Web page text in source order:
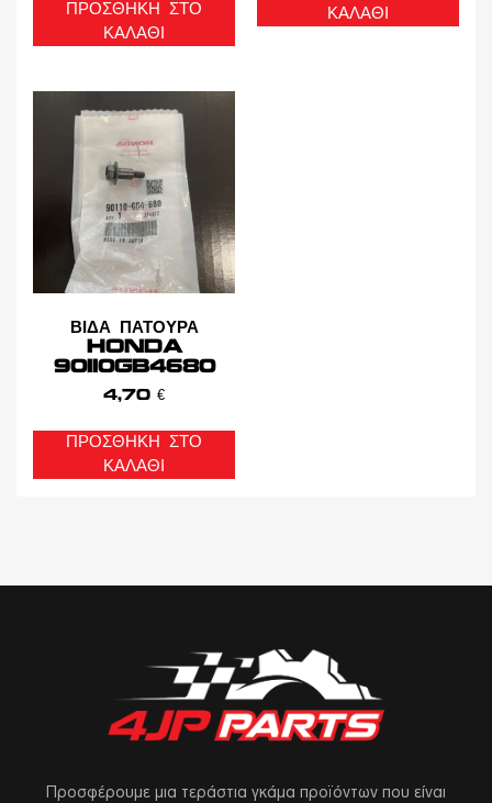
ΠΡΟΣΘΉΚΗ ΣΤΟ
ΚΑΛΆΘΙ
ΚΑΛΆΘΙ
ΒΙΔΑ ΠΑΤΟΥΡΑ
HONDA
90110GB4680
4,70 €
ΠΡΟΣΘΉΚΗ ΣΤΟ
ΚΑΛΆΘΙ
Προσφέρουμε μια τεράστια γκάμα προϊόντων που είναι